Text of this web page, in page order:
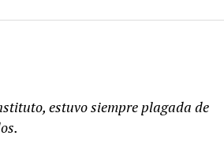
estuvo siempre plagada de